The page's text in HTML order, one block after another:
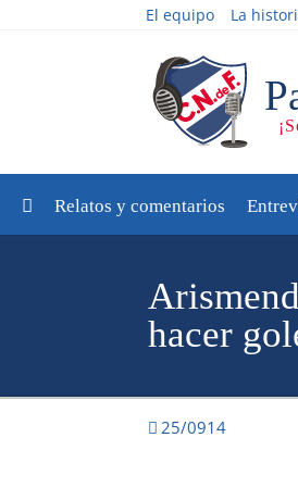
El equipo La
Relatos y comentarios
hacer
25/0914